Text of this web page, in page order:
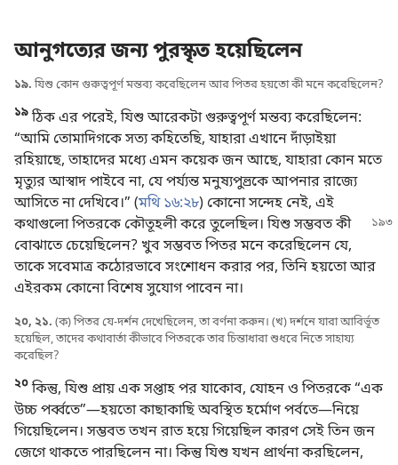
আনুগত্যের জন্য পুরস্কৃত হয়েছিলেন
১৯. যিশু কোন গুরুত্বপূর্ণ মন্তব্য করেছিলেন আর পিতর হয়তো কী মনে করেছিলেন?
১৯ঠিক এর পরেই, যিশু আরেকটা গুরুত্বপূর্ণ মন্তব্য করেছিলেন:
“আমি তোমাদিগকে সত্য কহিতেছি, যাহারা এখানে দাঁড়াইয়া
রহিয়াছে, তাহাদের মধ্যে এমন কয়েক জন আছে, যাহারা কোন মতে
মৃত্যুর আস্বাদ পাইবে না, যে পর্য্যন্ত মনুষ্যপুত্ত্রকে আপনার রাজ্যে
আসিতে না দেখিবে।” (মথি ১৬:২৮) কোনো সন্দেহ নেই, এই
কথাগুলো পিতরকে কৌতূহলী করেতুলেছিল। যিশু সম্ভবত কী
বোঝাতে চেয়েছিলেন? খুব সম্ভবত পিতর মনে করেছিলেন যে,
তাকে সবেমাত্র কঠোরভাবে সংশোধন করার পর, তিনি হয়তো আর
এইরকম কোনো বিশেষ সুযোগ পাবেন না।
২০, ২১. (ক) পিতর যে-দর্শন দেখেছিলেন, তা বর্ণনা করুন। (খ) দর্শনে যারা আবির্ভূত
হয়েছিল, তাদের কথাবার্তা কীভাবে পিতরকে তার চিন্তাধারা শুধরে নিতে সাহায্য
করেছিল?
২০কিন্তু, যিশু প্রায় এক সপ্তাহ পর যাকোব, যোহন ও পিতরকে “এক
উচ্চ পর্ব্বতে”—হয়তো কাছাকাছি অবস্থিত হর্মোণ পর্বতে—নিয়ে
গিয়েছিলেন। সম্ভবত তখন রাত হয়ে গিয়েছিল কারণ সেই তিন জন
জেগে থাকতে পারছিলেন না। কিন্তু যিশু যখন প্রার্থনা করছিলেন,